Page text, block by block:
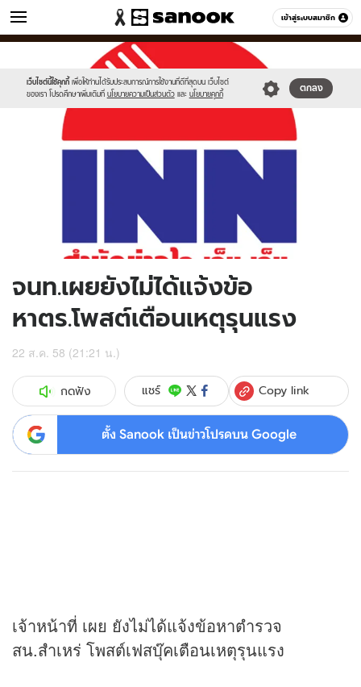
เข้าสู่ระบบสมาชิก
ข่าว หมวดอื่นๆ
เว็บไซต์นี้ใช้คุกกี้ เพื่อให้ท่านได้รับประสบการณ์การใช้งานที่ดีที่สุดบน เว็บไซต์
ของเรา โปรดศึกษาเพิ่มเติมที่ นโยบายความเป็นส่วนตัว และ นโยบายคุกกี้
ตกลง
//s.isanook.com/sr/0/images/logo-
sanook.png
//s.isanook.com/ns/0/ud/370/1852466/640897-
จนท.เผยยังไม่ได้แจ้งข้อ
หาตร.โพสต์เตือนเหตุรุนแรง
22 ส.ค. 58 (21:21 น.)
กดฟัง แชร์ Copy link
ตั้ง Sanook เป็นข่าวโปรดบน Google
เจ้าหน้าที่ เผย ยังไม่ได้แจ้งข้อหาตำรวจ
สน.สำเหร่ โพสต์เฟสบุ๊คเตือนเหตุรุนแรง